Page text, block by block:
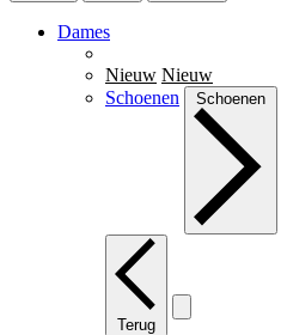
Dames
Nieuw Nieuw
Schoenen
Schoenen
Terug